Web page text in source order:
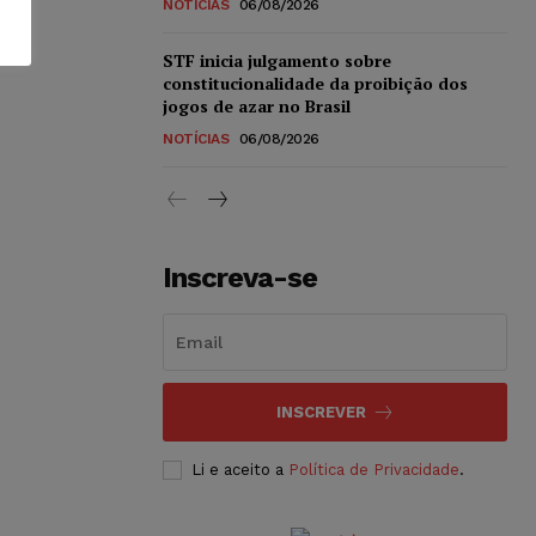
NOTÍCIAS 06/08/2026
STF inicia julgamento sobre
constitucionalidade da proibição dos
jogos de azar no Brasil
NOTÍCIAS 06/08/2026
Inscreva-se
INSCREVER
Li e aceito a Política de Privacidade.